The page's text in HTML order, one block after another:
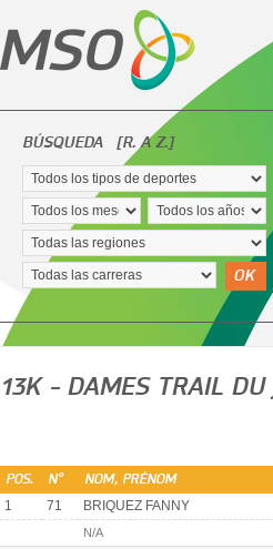
BÚSQUEDA [R. A Z.]
OK
13K - DAMES TRAIL DU
POS. N° NOM, PRÉNOM
1 71 BRIQUEZ FANNY
N/A